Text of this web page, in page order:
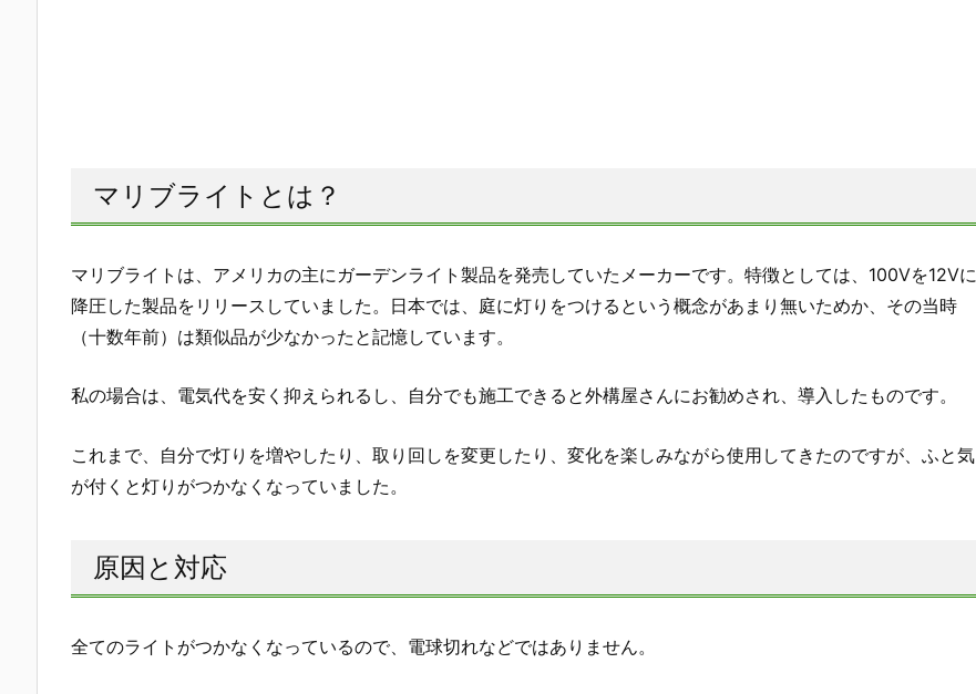
マリブライトとは？
マリブライトは、アメリカの主にガーデンライト製品を発売していたメーカーです。特徴としては、100Vを12Vに
降圧した製品をリリースしていました。日本では、庭に灯りをつけるという概念があまり無いためか、その当時
（十数年前）は類似品が少なかったと記憶しています。
私の場合は、電気代を安く抑えられるし、自分でも施工できると外構屋さんにお勧めされ、導入したものです。
これまで、自分で灯りを増やしたり、取り回しを変更したり、変化を楽しみながら使用してきたのですが、ふと気
が付くと灯りがつかなくなっていました。
原因と対応
全てのライトがつかなくなっているので、電球切れなどではありません。